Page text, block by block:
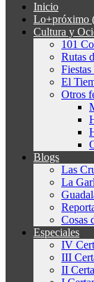
Inicio
Lo+próximo
Cultura y
101
Rutas
El
Otros
Blogs
Las
La
Cosas
Especiales
IV
III
II